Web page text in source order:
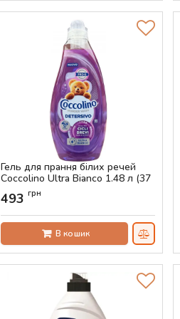
Гель для прання білих речей
Coccolino Ultra Bianco 1.48 л (37
прань)
Артикул:
493 грн
В кошик